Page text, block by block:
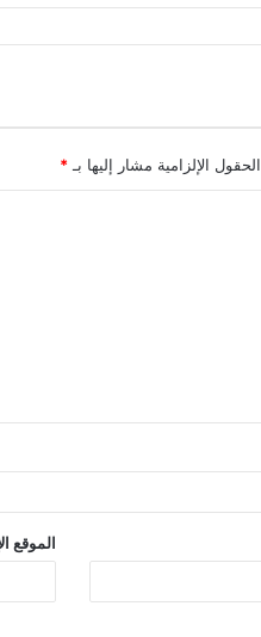
الحقول الإلزامية مشار إليها بـ *
الموقع